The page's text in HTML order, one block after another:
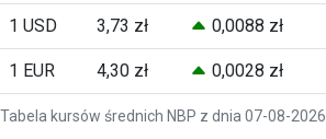
Tabela kursów średnich NBP z dnia 07-08-2026
1 USD 3,73 zł 0,0088 zł
1 EUR 4,30 zł 0,0028 zł